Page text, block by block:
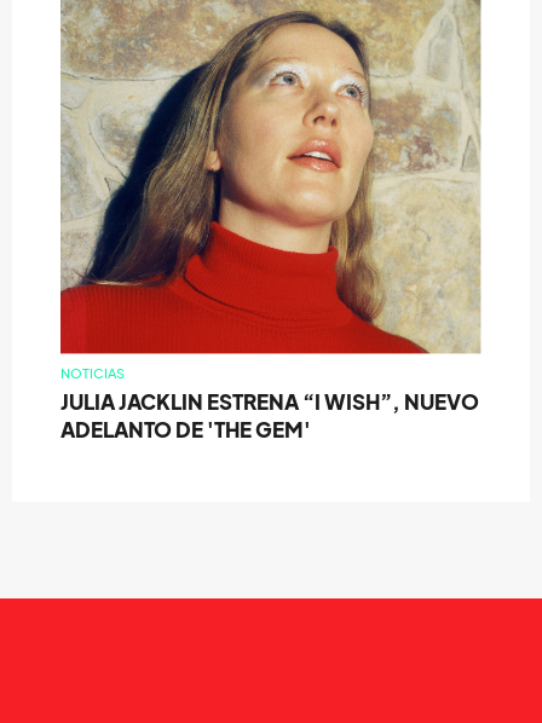
NOTICIAS
JULIA JACKLIN ESTRENA “I WISH”, NUEVO
ADELANTO DE 'THE GEM'